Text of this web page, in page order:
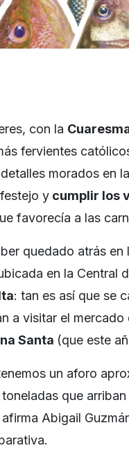
con la
fervientes
morados en
y cumplir los
favorecía a las
quedado atrás
en la Central
: tan es así que se
a visitar el
Santa (que este
un aforo
que
afirma Abigail